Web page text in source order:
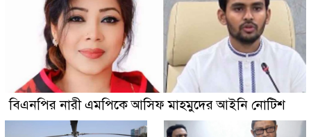
বিএনপির নারী এমপিকে আসিফ মাহমুদের আইনি নোটিশ